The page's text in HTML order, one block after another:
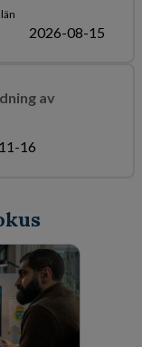
2026-08-15
av
16